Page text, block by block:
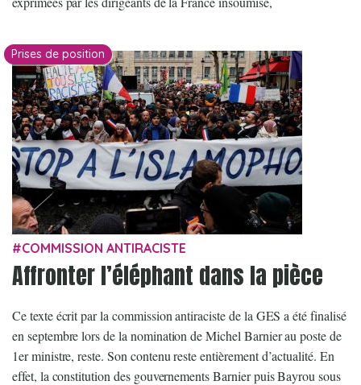
Prises de position
COMMISSION ANTIRACISTE
Affronter l’éléphant dans la pièce
Ce texte écrit par la commission antiraciste de la GES a été finalisé
en septembre lors de la nomination de Michel Barnier au poste de
1er ministre, reste. Son contenu reste entièrement d’actualité. En
effet, la constitution des gouvernements Barnier puis Bayrou sous